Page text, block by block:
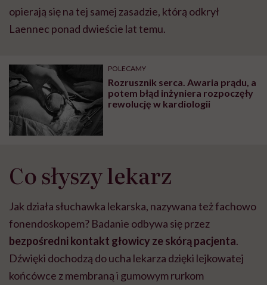
opierają się na tej samej zasadzie, którą odkrył
Laennec ponad dwieście lat temu.
POLECAMY
Rozrusznik serca. Awaria prądu, a
potem błąd inżyniera rozpoczęły
rewolucję w kardiologii
Co słyszy lekarz
Jak działa słuchawka lekarska, nazywana też fachowo
fonendoskopem? Badanie odbywa się przez
bezpośredni kontakt głowicy ze skórą pacjenta.
Dźwięki dochodzą do ucha lekarza dzięki lejkowatej
końcówce z membraną i gumowym rurkom